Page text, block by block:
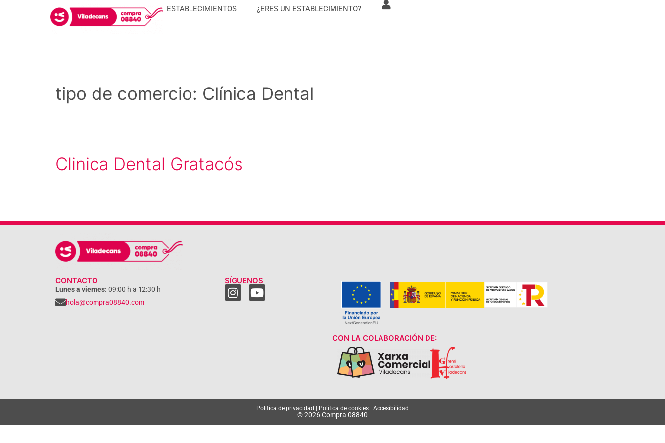
ESTABLECIMIENTOS ¿ERES UN ESTABLECIMIENTO?
tipo de comercio: Clínica Dental
Clinica Dental Gratacós
CONTACTO
Lunes a viernes: 09:00 h a 12:30 h
hola@compra08840.com
SÍGUENOS
CON LA COLABORACIÓN DE:
Politica de privacidad Politica de cookies Accesibilidad
© 2026 Compra 08840